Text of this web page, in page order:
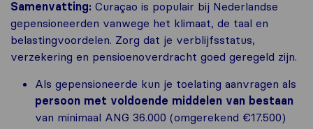
Samenvatting: Curaçao is populair bij Nederlandse
gepensioneerden vanwege het klimaat, de taal en
belastingvoordelen. Zorg dat je verblijfsstatus,
verzekering en pensioenoverdracht goed geregeld zijn.
Als gepensioneerde kun je toelating aanvragen als
persoon met voldoende middelen van bestaan
van minimaal ANG 36.000 (omgerekend €17.500)